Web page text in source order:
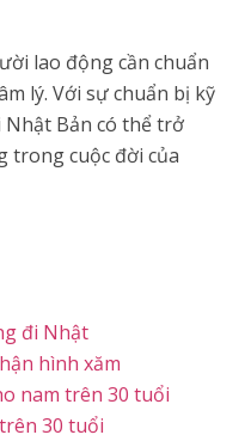
lao động cần chuẩn
lý. Với sự chuẩn bị kỹ
Bản có thể trở
trong cuộc đời của
đi Nhật
hình xăm
nam trên 30 tuổi
30 tuổi